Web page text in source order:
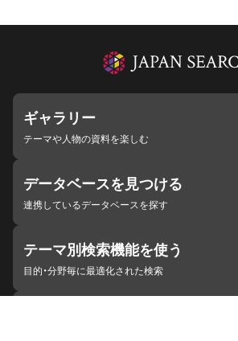
ギャラリー
テーマや人物の資料を楽しむ
データベースを見つける
連携しているデータベースを探す
テーマ別検索機能を使う
目的・分野毎に最適化された検索